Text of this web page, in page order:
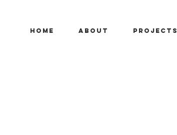
HOME ABOUT PROJECTS